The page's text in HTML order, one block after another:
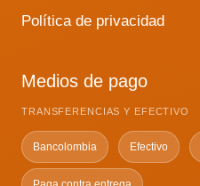
Política de privacidad
Medios de pago
TRANSFERENCIAS Y EFECTIVO
Bancolombia Efectivo